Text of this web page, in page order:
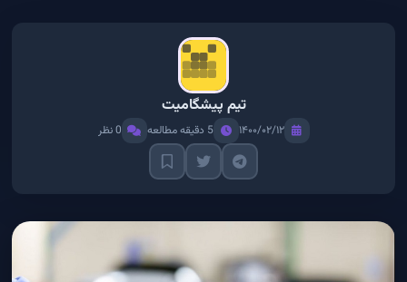
تیم پیشگامیت
۱۴۰۰/۰۲/۱۲ 5 دقیقه مطالعه 0 نظر